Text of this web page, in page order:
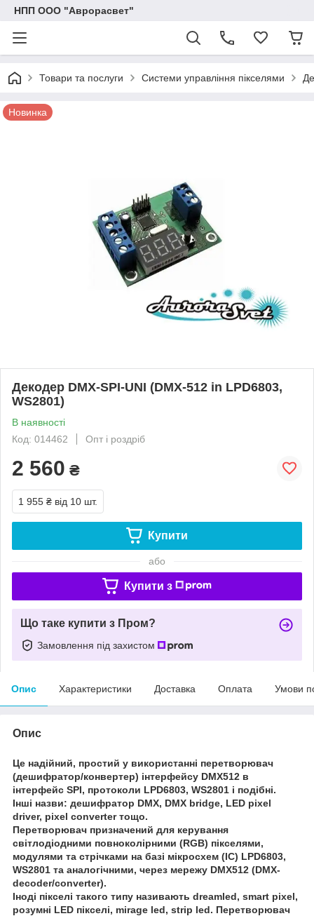
НПП ООО "Аврорасвет"
Товари та послуги Системи управління пікселями
Новинка
Декодер DMX-SPI-UNI (DMX-512 in LPD6803,
WS2801)
В наявності
Код: 014462
Опт і роздріб
2 560 ₴
1 955 ₴ від 10 шт.
Купити
або
Купити з
Що таке купити з Пром?
Замовлення під захистом
Опис Характеристики Доставка Оплата Умови
Опис
Це надійний, простий у використанні перетворювач
(дешифратор/конвертер) інтерфейсу DMX512 в
інтерфейс SPI, протоколи LPD6803, WS2801 і подібні.
Інші назви: дешифратор DMX, DMX bridge, LED pixel
driver, pixel converter тощо.
Перетворювач призначений для керування
світлодіодними повноколірними (RGB) пікселями,
модулями та стрічками на базі мікросхем (IC) LPD6803,
WS2801 та аналогічними, через мережу DMX512 (DMX-
decoder/converter).
Іноді пікселі такого типу називають dreamled, smart pixel,
розумні LED пікселі, mirage led, strip led. Перетворювач